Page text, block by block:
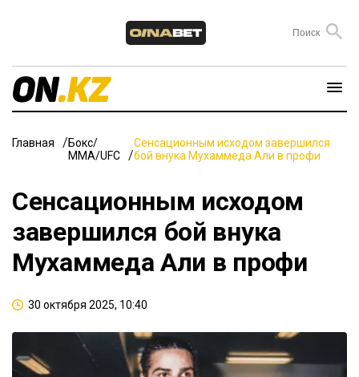
Главная
Бокс/
ММА/UFC
Сенсационным исходом завершился
бой внука Мухаммеда Али в профи
Сенсационным исходом
завершился бой внука
Мухаммеда Али в профи
30 октября 2025, 10:40